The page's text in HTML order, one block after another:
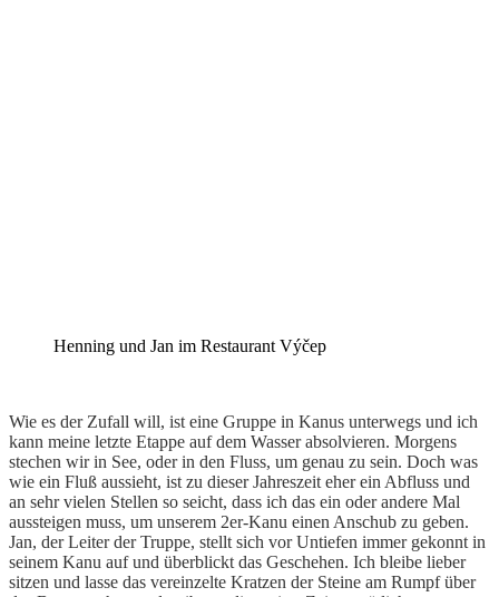
Henning und Jan im Restaurant Výčep
Wie es der Zufall will, ist eine Gruppe in Kanus unterwegs und ich
kann meine letzte Etappe auf dem Wasser absolvieren. Morgens
stechen wir in See, oder in den Fluss, um genau zu sein. Doch was
wie ein Fluß aussieht, ist zu dieser Jahreszeit eher ein Abfluss und
an sehr vielen Stellen so seicht, dass ich das ein oder andere Mal
aussteigen muss, um unserem 2er-Kanu einen Anschub zu geben.
Jan, der Leiter der Truppe, stellt sich vor Untiefen immer gekonnt in
seinem Kanu auf und überblickt das Geschehen. Ich bleibe lieber
sitzen und lasse das vereinzelte Kratzen der Steine am Rumpf über